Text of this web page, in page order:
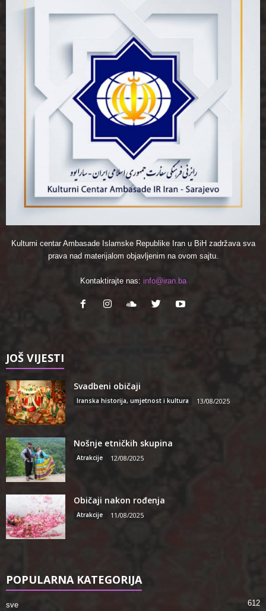
Kulturni centar Ambasade Islamske Republike Iran u BiH zadržava sva
prava nad materijalom objavljenim na ovom sajtu.
Kontaktirajte nas: info@iran.ba
JOŠ VIJESTI
Svadbeni običaji
Iranska historija, umjetnost i kultura 13/08/2025
Nošnje etničkih skupina
Atrakcije 12/08/2025
Običaji nakon rođenja
Atrakcije 11/08/2025
POPULARNA KATEGORIJA
sve 612